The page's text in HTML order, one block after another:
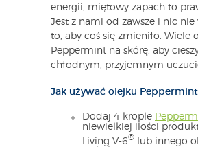
energii, miętowy zapach to
Jest z nami od zawsze i nic nie
to, aby coś się zmieniło. Wiele
Peppermint na skórę, aby
chłodnym, przyjemnym
Jak używać olejku
Dodaj 4 krople
niewielkiej ilości
Living V-6®
lub innego